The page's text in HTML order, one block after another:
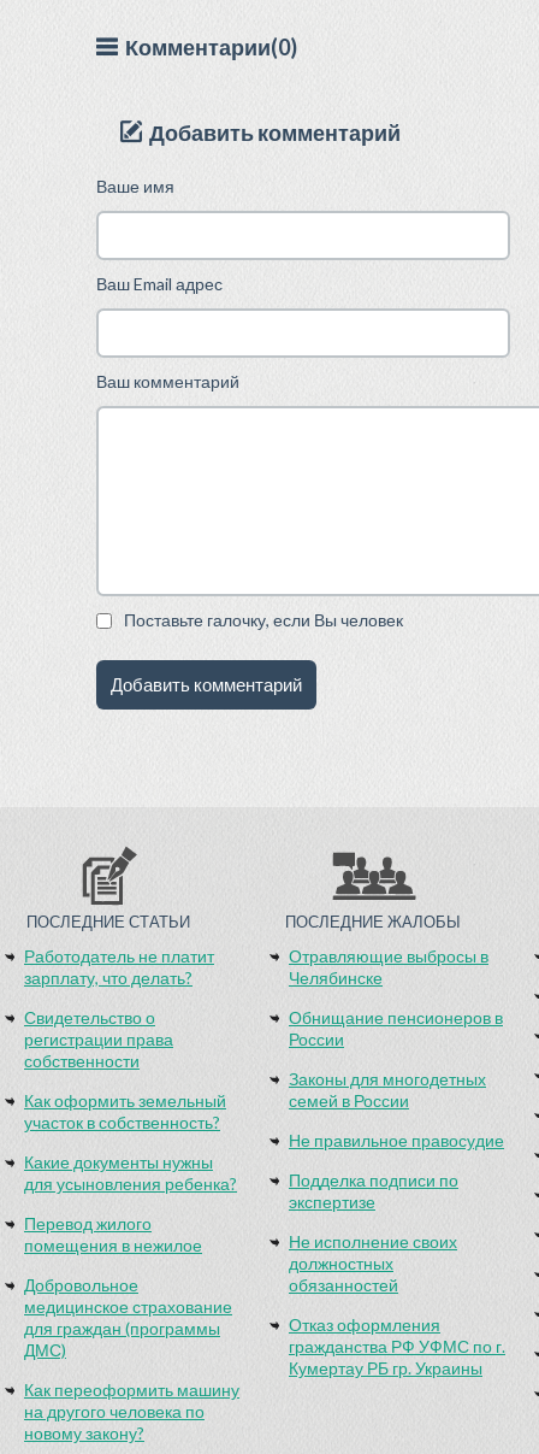
Комментарии(0)
Добавить комментарий
Ваше имя
Ваш Email адрес
Ваш комментарий
Поставьте галочку, если Вы человек
ПОСЛЕДНИЕ СТАТЬИ
Работодатель не платит
зарплату, что делать?
Свидетельство о
регистрации права
собственности
Как оформить земельный
участок в собственность?
Какие документы нужны
для усыновления ребенка?
Перевод жилого
помещения в нежилое
Добровольное
медицинское страхование
для граждан (программы
ДМС)
Как переоформить машину
на другого человека по
новому закону?
ПОСЛЕДНИЕ ЖАЛОБЫ
Отравляющие выбросы в
Челябинске
Обнищание пенсионеров в
России
Законы для многодетных
семей в России
Не правильное правосудие
Подделка подписи по
экспертизе
Не исполнение своих
должностных
обязанностей
Отказ оформления
гражданства РФ УФМС по г.
Кумертау РБ гр. Украины